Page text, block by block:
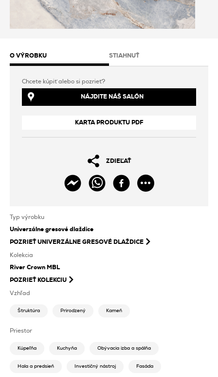
O VÝROBKU STIAHNUŤ
Chcete kúpiť alebo si pozrieť?
NÁJDITE NÁŠ SALÓN
KARTA PRODUKTU PDF
ZDIEĽAŤ
Typ výrobku
Univerzálne gresové dlaždice
POZRIEŤUNIVERZÁLNE GRESOVÉ DLAŽDICE
Kolekcia
River Crown MBL
POZRIEŤ KOLEKCIU
Vzhľad
Štruktúra Prirodzený Kameň
Priestor
Kúpeľňa Kuchyňa Obývacia izba a spálňa
Hala a predsieň Investičný nástroj Fasáda